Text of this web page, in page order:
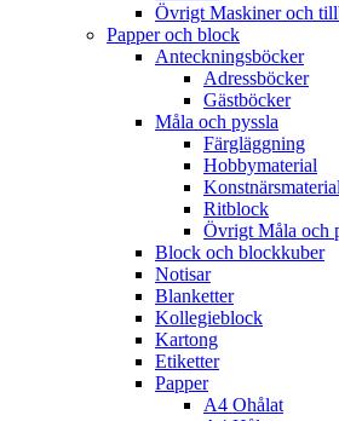
Övrigt Maskiner och
Papper och block
Anteckningsböcker
Adressböcker
Gästböcker
Måla och pyssla
Färgläggning
Hobbymaterial
Konstnärsmaterial
Ritblock
Övrigt Måla och
Block och blockkuber
Notisar
Blanketter
Kollegieblock
Kartong
Etiketter
Papper
A4 Ohålat